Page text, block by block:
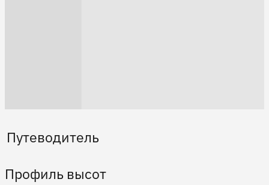
Путеводитель
Профиль высот